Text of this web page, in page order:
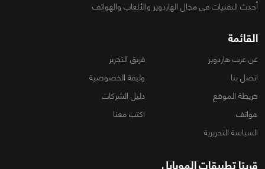
أحدث التقنيات فى مجال الهاردوير والألعاب والهواتف
القائمة
عن عرب هاردوير
فريق التحرير
اتصل بنا
وثيقة الخصوصية
خريطة الموقع
دليل الشركات
هواتف
اكتب معنا
السياسة التحريرية
قريبًا تطبيقات الموبايل